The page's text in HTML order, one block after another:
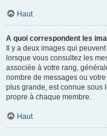
Haut
A quoi correspondent les
Il y a deux images qui
lorsque vous consultez les
associée à votre rang,
nombre de messages ou
plus grande, est connue sous
propre à chaque membre.
Haut